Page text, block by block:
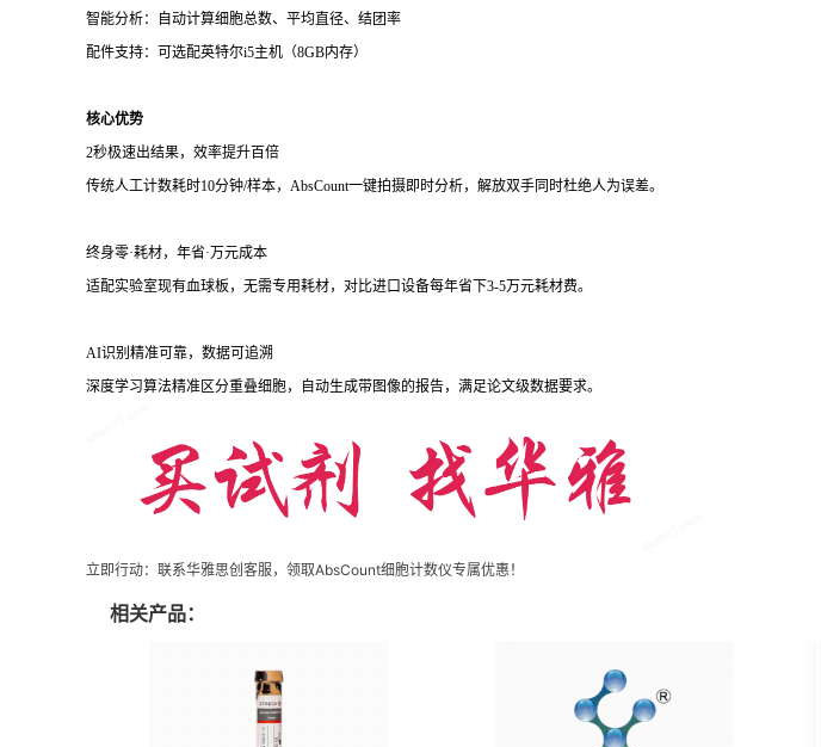
智能分析：自动计算细胞总数、平均直径、结团率
配件支持：可选配英特尔i5主机（8GB内存）
核心优势
2秒极速出结果，效率提升百倍
传统人工计数耗时10分钟/样本，AbsCount一键拍摄即时分析，解放双手同时杜绝人为误差。
终身零·耗材，年省·万元成本
适配实验室现有血球板，无需专用耗材，对比进口设备每年省下3-5万元耗材费。
AI识别精准可靠，数据可追溯
深度学习算法精准区分重叠细胞，自动生成带图像的报告，满足论文级数据要求。
立即行动：联系华雅思创客服，领取AbsCount细胞计数仪专属优惠！
相关产品：